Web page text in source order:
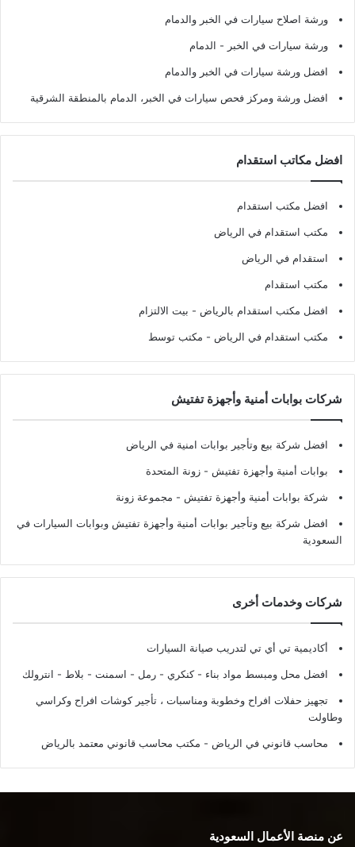
ورشة اصلاح سيارات في الخبر والدمام
ورشة سيارات في الخبر - الدمام
افضل ورشة سيارات في الخبر والدمام
افضل ورشة ومركز فحص سيارات في الخبر، الدمام بالمنطقة الشرقية
افضل مكاتب استقدام
افضل مكتب استقدام
مكتب استقدام في الرياض
استقدام في الرياض
مكتب استقدام
افضل مكتب استقدام بالرياض - بيت الالتزام
مكتب استقدام في الرياض - مكتب توسط
شركات بوابات أمنية وأجهزة تفتيش
افضل شركة بيع وتأجير بوابات امنية في الرياض
بوابات أمنية وأجهزة تفتيش - زونة المتحدة
شركة بوابات أمنية وأجهزة تفتيش - مجموعة زونة
افضل شركة بيع وتأجير بوابات أمنية وأجهزة تفتيش وبوابات السيارات في
السعودية
شركات وخدمات أخرى
أكاديمية تي أي تي لتدريب صيانة السيارات
افضل محل ومبسط مواد بناء - كنكري - رمل - اسمنت - بلاط - انترولك
تجهيز حفلات افراح وخطوبة ومناسبات ، تأجير كوشات افراح وكراسي
وطاولت
محاسب قانوني في الرياض - مكتب محاسب قانوني معتمد بالرياض
عن منصة الأعمال السعودية